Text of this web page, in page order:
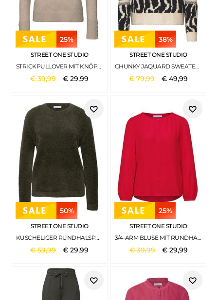
25%
STREET ONE STUDIO
STRICKPULLOVER MIT KNÖPFEN BUFFED BEIGE MEL.
€39,99 €29,99
38%
STREET ONE STUDIO
CHUNKY JAQUARD SWEATER SOFT BEIGE
€79,99 €49,99
50%
STREET ONE STUDIO
KUSCHELIGER RUNDHALSPULLOVER HOLLOW GREEN
€59,99 €29,99
25%
STREET ONE STUDIO
3/4-ARM BLUSE MIT RUNDHALS UND KNÖPFEN CHILI RED
€39,99 € 29,99